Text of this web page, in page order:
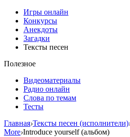
Игры онлайн
Конкурсы
Анекдоты
Загадки
Тексты песен
Полезное
Видеоматериалы
Радио онлайн
Слова по темам
Тесты
Главная›Тексты песен (исполнители)
More›Introduce yourself (альбом)